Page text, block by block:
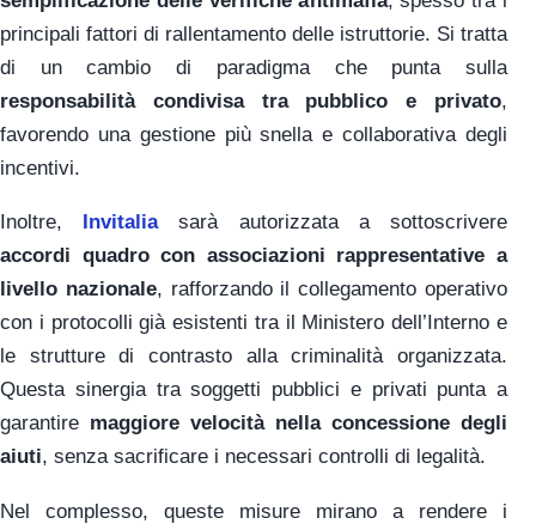
principali fattori di rallentamento delle istruttorie. Si tratta
di un cambio di paradigma che punta sulla
responsabilità condivisa tra pubblico e privato,
favorendo una gestione più snella e collaborativa degli
incentivi.
Inoltre, Invitaliasarà autorizzata a sottoscrivere
accordi quadro con associazioni rappresentative a
livello nazionale, rafforzando il collegamento operativo
con i protocolli già esistenti tra il Ministero dell’Interno e
le strutture di contrasto alla criminalità organizzata.
Questa sinergia tra soggetti pubblici e privati punta a
garantire maggiore velocità nella concessione degli
aiuti, senza sacrificare i necessari controlli di legalità.
Nel complesso, queste misure mirano a rendere i